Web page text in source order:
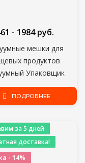
мешки для
продуктов
Упаковщик
Для Хранения
20/25/28 см*500 см
5 Рулонов/лот
- 1984 руб.
ПОДРОБНЕЕ
за 5 дней
доставка!
- 14%